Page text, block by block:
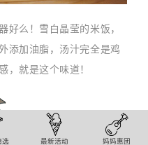
选 最新活动 妈妈惠团
好么！雪白晶莹的米饭，
添加油脂，汤汁完全是鸡
，就是这个味道！